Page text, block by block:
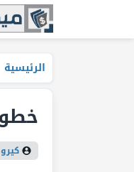
الرئيسية
كيرو